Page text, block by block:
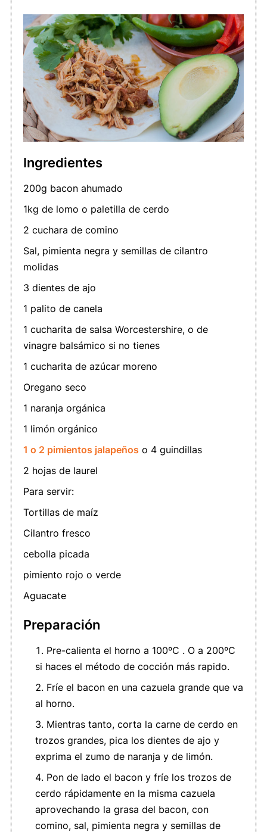
Ingredientes
200g bacon ahumado
1kg de lomo o paletilla de cerdo
2 cuchara de comino
Sal, pimienta negra y semillas de cilantro
molidas
3 dientes de ajo
1 palito de canela
1 cucharita de salsa Worcestershire, o de
vinagre balsámico si no tienes
1 cucharita de azúcar moreno
Oregano seco
1 naranja orgánica
1 limón orgánico
1 o 2 pimientos jalapeños o 4 guindillas
2 hojas de laurel
Para servir:
Tortillas de maíz
Cilantro fresco
cebolla picada
pimiento rojo o verde
Aguacate
Preparación
Pre-calienta el horno a 100ºC . O a 200ºC
si haces el método de cocción más rapido.
Fríe el bacon en una cazuela grande que va
al horno.
Mientras tanto, corta la carne de cerdo en
trozos grandes, pica los dientes de ajo y
exprima el zumo de naranja y de limón.
Pon de lado el bacon y fríe los trozos de
cerdo rápidamente en la misma cazuela
aprovechando la grasa del bacon, con
comino, sal, pimienta negra y semillas de